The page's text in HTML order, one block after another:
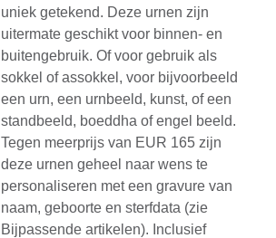
uniek getekend. Deze urnen zijn
uitermate geschikt voor binnen- en
buitengebruik. Of voor gebruik als
sokkel of assokkel, voor bijvoorbeeld
een urn, een urnbeeld, kunst, of een
standbeeld, boeddha of engel beeld.
Tegen meerprijs van EUR 165 zijn
deze urnen geheel naar wens te
personaliseren met een gravure van
naam, geboorte en sterfdata (zie
Bijpassende artikelen). Inclusief